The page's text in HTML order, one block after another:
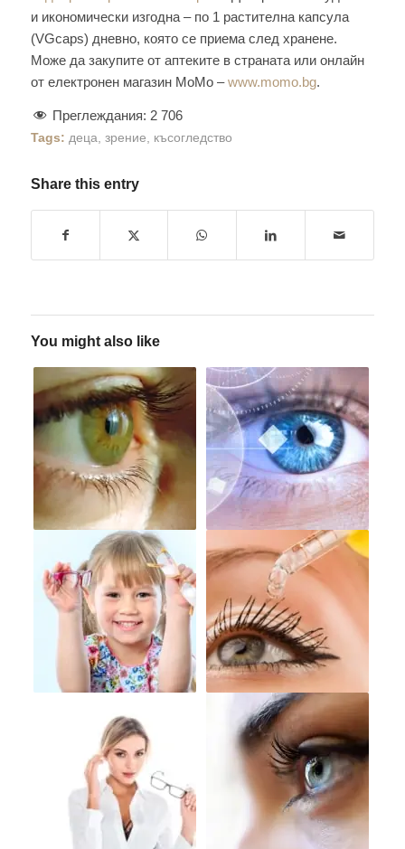
и икономически изгодна – по 1 растителна капсула
(VGcaps) дневно, която се приема след хранене.
Може да закупите от аптеките в страната или онлайн
от електронен магазин МоМо –www.momo.bg.
Преглеждания: 2 706
Tags: деца, зрение, късогледство
Share this entry
You might also like